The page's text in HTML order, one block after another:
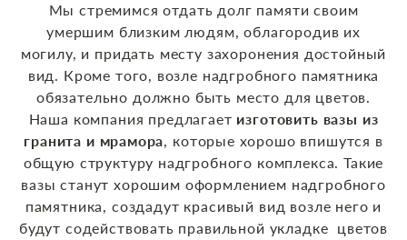
Мы стремимся отдать долг памяти своим
умершим близким людям, облагородив их
могилу, и придать месту захоронения достойный
вид. Кроме того, возле надгробного памятника
обязательно должно быть место для цветов.
Наша компания предлагает изготовить вазы из
гранита и мрамора, которые хорошо впишутся в
общую структуру надгробного комплекса. Такие
вазы станут хорошим оформлением надгробного
памятника, создадут красивый вид возле него и
будут содействовать правильной укладке цветов